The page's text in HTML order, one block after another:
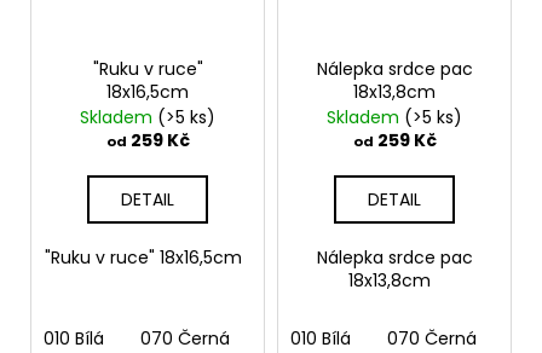
"Ruku v ruce"
18x16,5cm
Skladem (>5 ks)
od 259 Kč
DETAIL
"Ruku v ruce" 18x16,5cm
010 Bílá 070 Černá 090 Stříbrná 091 Zlatá
Nálepka srdce pac
18x13,8cm
Skladem (>5 ks)
od 259 Kč
DETAIL
Nálepka srdce pac
18x13,8cm
010 Bílá 070 Černá